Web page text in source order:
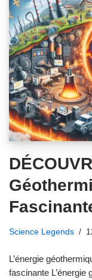
Science Legends
L’énergie
fascinante L’énergie